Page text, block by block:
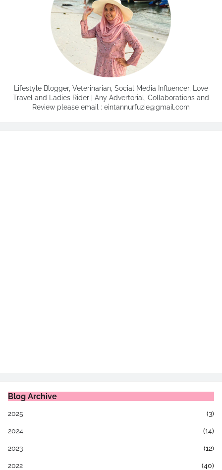
Lifestyle Blogger, Veterinarian, Social Media Influencer, Love
Travel and Ladies Rider | Any Advertorial, Collaborations and
Review please email : eintannurfuzie@gmail.com
Blog Archive
2025 (3)
2024 (14)
2023 (12)
2022 (40)